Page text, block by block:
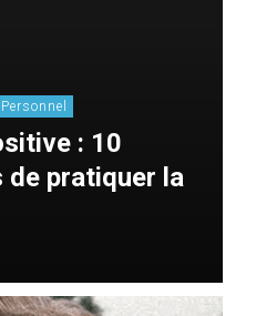
: 10
de pratiquer la